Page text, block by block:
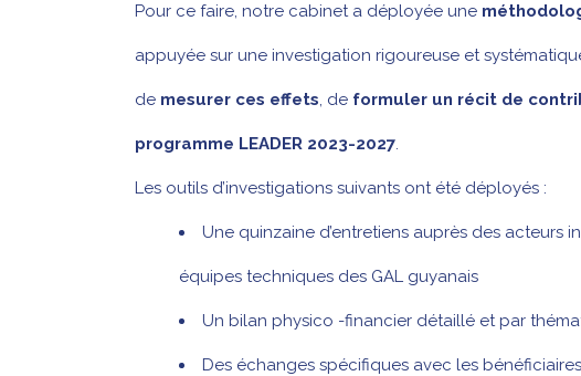
Pour ce faire, notre cabinet a déployée une
appuyée sur une investigation rigoureuse et
de mesurer ces effets, de formuler un récit de
programme LEADER 2023-2027.
Les outils d’investigations suivants ont été déployés :
Une quinzaine d’entretiens auprès des acteurs
équipes techniques des GAL guyanais
Un bilan physico -financier détaillé et par
Des échanges spécifiques avec les